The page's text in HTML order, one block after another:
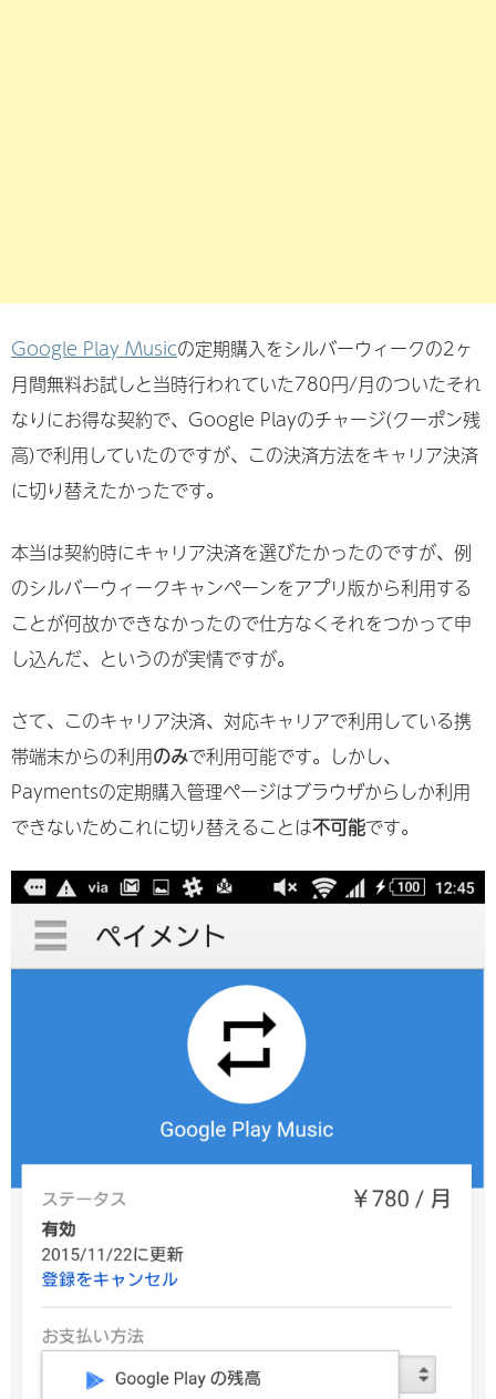
Google Play Musicの定期購入をシルバーウィークの2ヶ
月間無料お試しと当時行われていた780円/月のついたそれ
なりにお得な契約で、Google Playのチャージ(クーポン残
高)で利用していたのですが、この決済方法をキャリア決済
に切り替えたかったです。
本当は契約時にキャリア決済を選びたかったのですが、例
のシルバーウィークキャンペーンをアプリ版から利用する
ことが何故かできなかったので仕方なくそれをつかって申
し込んだ、というのが実情ですが。
さて、このキャリア決済、対応キャリアで利用している携
帯端末からの利用のみで利用可能です。しかし、
Paymentsの定期購入管理ページはブラウザからしか利用
できないためこれに切り替えることは不可能です。